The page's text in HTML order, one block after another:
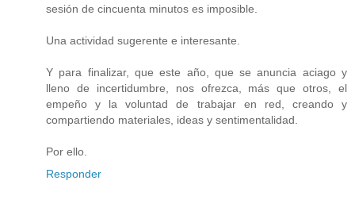
sesión de cincuenta minutos es imposible.
Una actividad sugerente e interesante.
Y para finalizar, que este año, que se anuncia aciago y
lleno de incertidumbre, nos ofrezca, más que otros, el
empeño y la voluntad de trabajar en red, creando y
compartiendo materiales, ideas y sentimentalidad.
Por ello.
Responder